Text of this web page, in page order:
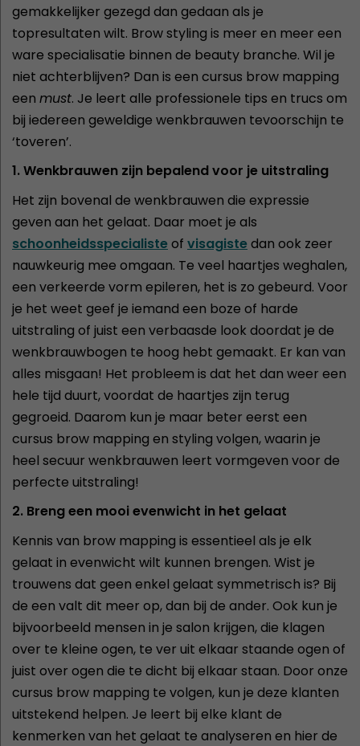
gemakkelijker gezegd dan gedaan als je
topresultaten wilt. Brow styling is meer en meer een
ware specialisatie binnen de beauty branche. Wil je
niet achterblijven? Dan is een cursus brow mapping
een must. Je leert alle professionele tips en trucs om
bij iedereen geweldige wenkbrauwen tevoorschijn te
‘toveren’.
1. Wenkbrauwen zijn bepalend voor je uitstraling
Het zijn bovenal de wenkbrauwen die expressie
geven aan het gelaat. Daar moet je als
schoonheidsspecialisteof visagistedan ook zeer
nauwkeurig mee omgaan. Te veel haartjes weghalen,
een verkeerde vorm epileren, het is zo gebeurd. Voor
je het weet geef je iemand een boze of harde
uitstraling of juist een verbaasde look doordat je de
wenkbrauwbogen te hoog hebt gemaakt. Er kan van
alles misgaan! Het probleem is dat het dan weer een
hele tijd duurt, voordat de haartjes zijn terug
gegroeid. Daarom kun je maar beter eerst een
cursus brow mapping en styling volgen, waarin je
heel secuur wenkbrauwen leert vormgeven voor de
perfecte uitstraling!
2. Breng een mooi evenwicht in het gelaat
Kennis van brow mapping is essentieel als je elk
gelaat in evenwicht wilt kunnen brengen. Wist je
trouwens dat geen enkel gelaat symmetrisch is? Bij
de een valt dit meer op, dan bij de ander. Ook kun je
bijvoorbeeld mensen in je salon krijgen, die klagen
over te kleine ogen, te ver uit elkaar staande ogen of
juist over ogen die te dicht bij elkaar staan. Door onze
cursus brow mapping te volgen, kun je deze klanten
uitstekend helpen. Je leert bij elke klant de
kenmerken van het gelaat te analyseren en hier de